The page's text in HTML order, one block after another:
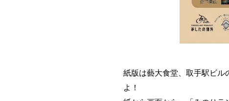
紙版は藝大食堂、取手駅ビル
よ！